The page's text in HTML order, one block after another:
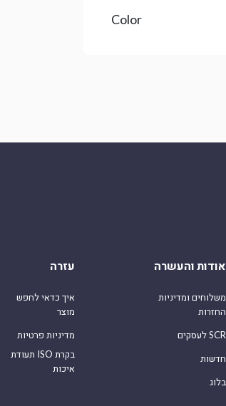
Color
אודות והעשרה
משלוחים ומדיניות
החזרות
לעסקים SCR
חדשות
בלוג
עזרה
איך כדאי לחפש
מוצר
מדיניות פרטיות
תעודת ISO בקרת
איכות